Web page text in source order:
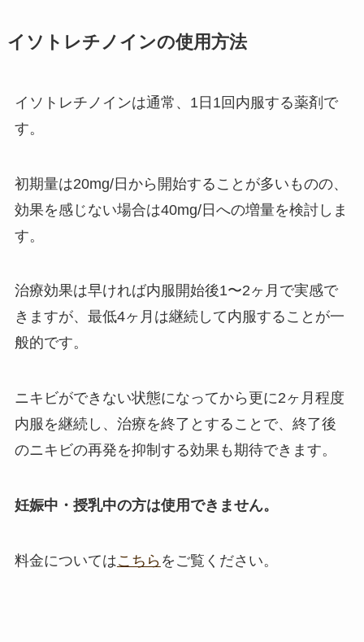
イソトレチノインの使用方法
イソトレチノインは通常、1日1回内服する薬剤で
す。
初期量は20mg/日から開始することが多いものの、
効果を感じない場合は40mg/日への増量を検討しま
す。
治療効果は早ければ内服開始後1〜2ヶ月で実感で
きますが、最低4ヶ月は継続して内服することが一
般的です。
ニキビができない状態になってから更に2ヶ月程度
内服を継続し、治療を終了とすることで、終了後
のニキビの再発を抑制する効果も期待できます。
妊娠中・授乳中の方は使用できません。
料金についてはこちら をご覧ください。